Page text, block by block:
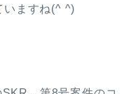
いますね(^ ^)